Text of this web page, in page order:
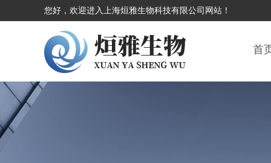
您好，欢迎进入上海烜雅生物科技有限公司网站！
首